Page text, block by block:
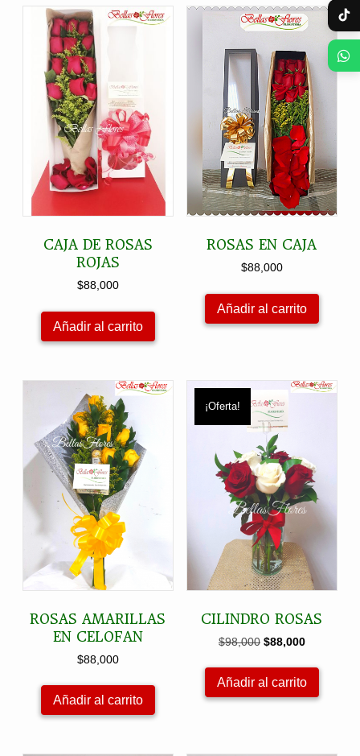
CAJA DE ROSAS
ROJAS
$88,000
Añadir al carrito
ROSAS EN CAJA
$88,000
Añadir al carrito
ROSAS AMARILLAS
EN CELOFAN
$88,000
Añadir al carrito
¡Oferta!
CILINDRO ROSAS
$98,000 El
original
era:
$98,000.
$88,000El
actual
es:
$88,000.
Añadir al carrito